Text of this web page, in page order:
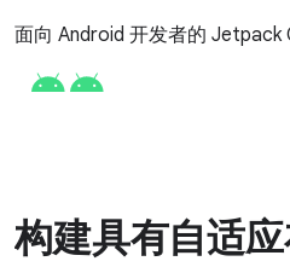
面向 Android 开发者的 Jetpack
构建具有自适